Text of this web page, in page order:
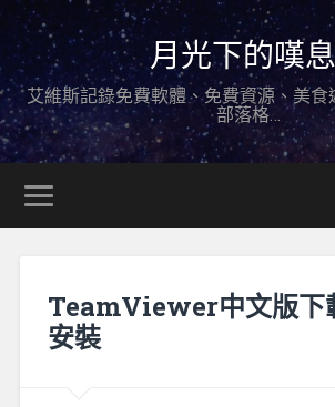
月光下的嘆
艾維斯記錄免費軟體、免費資源、美食
部落格…
TeamViewer中文版下
安裝